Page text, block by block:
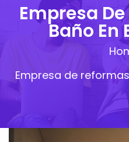
Empresa
Baño En
Empresa de